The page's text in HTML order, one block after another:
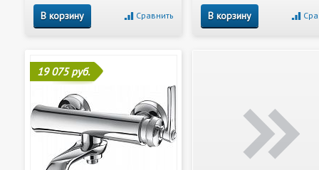
В корзину Сравнить В корзину
19 075 руб.